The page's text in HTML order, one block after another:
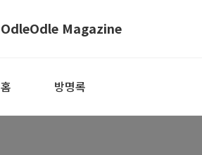
OdleOdle Magazine
홈 방명록